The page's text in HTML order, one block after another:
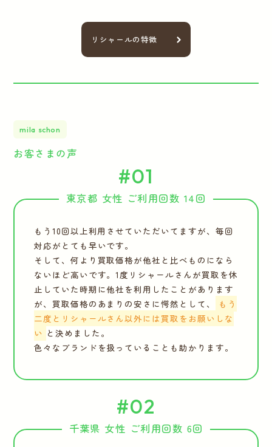
リシャールの特徴
mila schon
お客さまの声
#01
東京都 女性 ご利用回数 14回
もう10回以上利用させていただいてますが、毎回
対応がとても早いです。
そして、何より買取価格が他社と比べものになら
ないほど高いです。1度リシャールさんが買取を休
止していた時期に他社を利用したことがあります
が、買取価格のあまりの安さに愕然として、
もう
二度とリシャールさん以外には買取をお願いしな
い と決めました。
色々なブランドを扱っていることも助かります。
#02
千葉県 女性 ご利用回数 6回